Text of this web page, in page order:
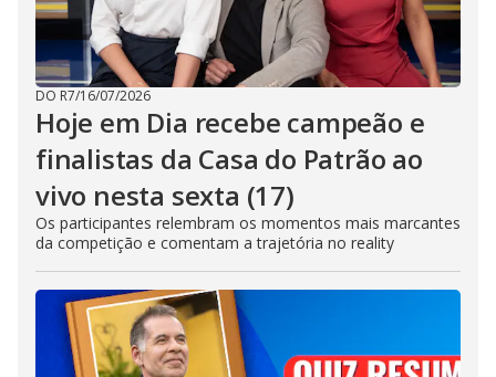
DO R7/16/07/2026
Hoje em Dia recebe campeão e
finalistas da Casa do Patrão ao
vivo nesta sexta (17)
Os participantes relembram os momentos mais marcantes
da competição e comentam a trajetória no reality